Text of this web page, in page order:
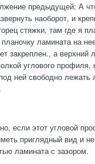
предыдущей: А
наоборот, и
стяжки, там где я
ламината на
закреплен., а верхний
углового профиля,
ней свободно лежать
если этот угловой
приглядный вид и не
ламината с зазором.